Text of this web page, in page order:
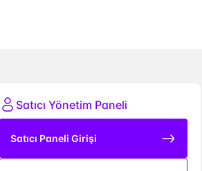
Satıcı Yönetim Paneli
Satıcı Paneli Girişi